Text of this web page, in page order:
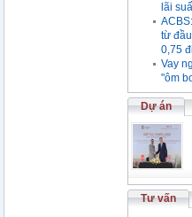
lãi
từ
0,75
Vay
"ôm
Dự án
Tư vấn